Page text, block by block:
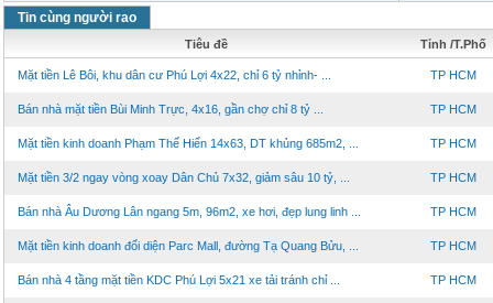
Tin cùng người rao
Tiêu đề Tỉnh /T.Phố
Mặt tiền Lê Bôi, khu dân cư Phú Lợi 4x22, chỉ 6 tỷ nhỉnh- ... TP HCM
Bán nhà mặt tiền Bùi Minh Trực, 4x16, gần chợ chỉ 8 tỷ ... TP HCM
Mặt tiền kinh doanh Phạm Thế Hiển 14x63, DT khủng 685m2, ... TP HCM
Mặt tiền 3/2 ngay vòng xoay Dân Chủ 7x32, giảm sâu 10 tỷ, ... TP HCM
Bán nhà Âu Dương Lân ngang 5m, 96m2, xe hơi, đẹp lung linh ... TP HCM
Mặt tiền kinh doanh đối diện Parc Mall, đường Tạ Quang Bửu, ... TP HCM
Bán nhà 4 tầng mặt tiền KDC Phú Lợi 5x21 xe tải tránh chỉ ... TP HCM